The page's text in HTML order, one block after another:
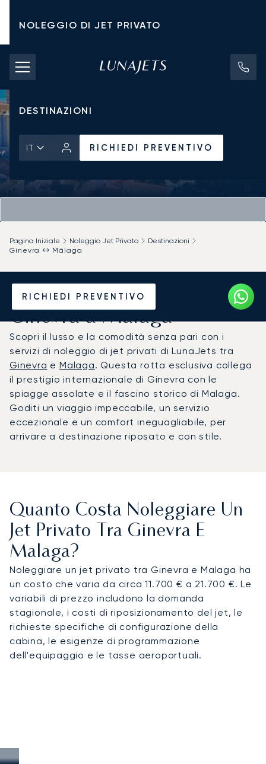
NOLEGGIO DI JET PRIVATO
TARIFFE DI NOLEGGIO
JET PRIVATI
DESTINAZIONI
IT RICHIEDI PREVENTIVO
RICHIEDI PREVENTIVO
Pagina Iniziale Noleggio Jet Privato
Destinazioni
Ginevra ↔ Málaga
Noleggia un Jet Privato da
Ginevra a Malaga
Scopri il lusso e la comodità senza pari con i
servizi di noleggio di jet privati di LunaJets tra
Ginevra eMalaga. Questa rotta esclusiva collega
il prestigio internazionale di Ginevra con le
spiagge assolate e il fascino storico di Malaga.
Goditi un viaggio impeccabile, un servizio
eccezionale e un comfort ineguagliabile, per
arrivare a destinazione riposato e con stile.
Quanto Costa Noleggiare Un
Jet Privato Tra Ginevra E
Malaga?
Noleggiare un jet privato tra Ginevra e Malaga ha
un costo che varia da circa 11.700 € a 21.700 €. Le
variabili di prezzo includono la domanda
stagionale, i costi di riposizionamento del jet, le
richieste specifiche di configurazione della
cabina, le esigenze di programmazione
dell'equipaggio e le tasse aeroportuali.